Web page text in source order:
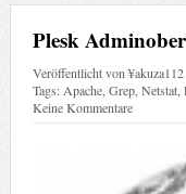
Plesk
Veröffentlicht von¥akuza112
Tags: Apache, Grep, Netstat,
Keine Kommentare